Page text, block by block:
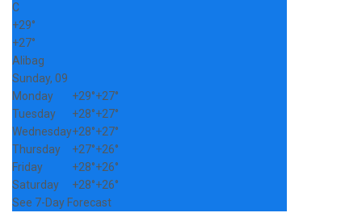
C
+29°
+27°
Alibag
Sunday, 09
Monday
+29°+27°
Tuesday
+28°+27°
Wednesday+28°+27°
Thursday
+27°+26°
Friday
+28°+26°
Saturday
+28°+26°
See 7-Day Forecast